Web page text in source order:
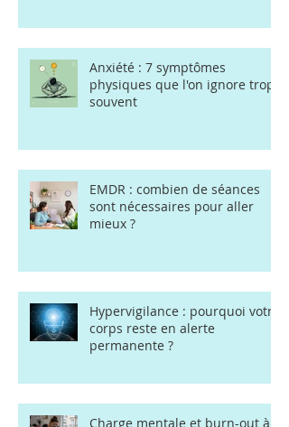
Anxiété : 7 symptômes
physiques que l'on ignore trop
souvent
EMDR : combien de séances
sont nécessaires pour aller
mieux ?
Hypervigilance : pourquoi votre
corps reste en alerte
permanente ?
Charge mentale et burn-out à